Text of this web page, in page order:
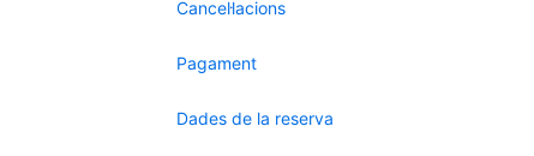
Cancel·lacions
Pagament
Dades de la reserva